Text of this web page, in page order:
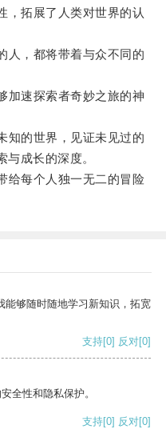
拓展了人类对世界的认
，都将带着与众不同的
速探索者奇妙之旅的神
的世界，见证未见过的
成长的深度。
每个人独一无二的冒险
能够随时随地学习新知识，拓宽
支持[0] 反对[0]
全性和隐私保护。
支持[0] 反对[0]